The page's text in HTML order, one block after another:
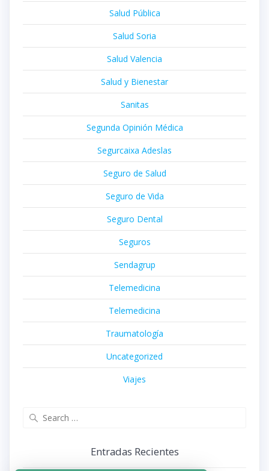
Salud Pública
Salud Soria
Salud Valencia
Salud y Bienestar
Sanitas
Segunda Opinión Médica
Segurcaixa Adeslas
Seguro de Salud
Seguro de Vida
Seguro Dental
Seguros
Sendagrup
Telemedicina
Telemedicina
Traumatología
Uncategorized
Viajes
Entradas Recientes